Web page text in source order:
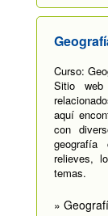
Curso:
Sitio web
aquí
con
relieves,
temas.
»